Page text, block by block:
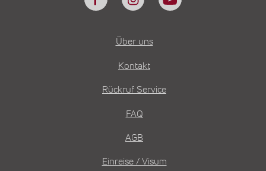
Über uns
Kontakt
Rückruf Service
FAQ
AGB
Einreise / Visum